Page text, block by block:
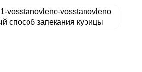
способ запекания курицы